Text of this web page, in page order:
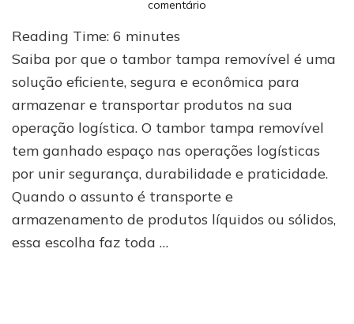
comentário
motivos
para
escolher
tambor
com
tampa
removível
em
logística
Reading Time: 6 minutes
Saiba por que o tambor tampa removível é uma
solução eficiente, segura e econômica para
armazenar e transportar produtos na sua
operação logística. O tambor tampa removível
tem ganhado espaço nas operações logísticas
por unir segurança, durabilidade e praticidade.
Quando o assunto é transporte e
armazenamento de produtos líquidos ou sólidos,
essa escolha faz toda …